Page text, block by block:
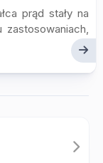
prąd stały na